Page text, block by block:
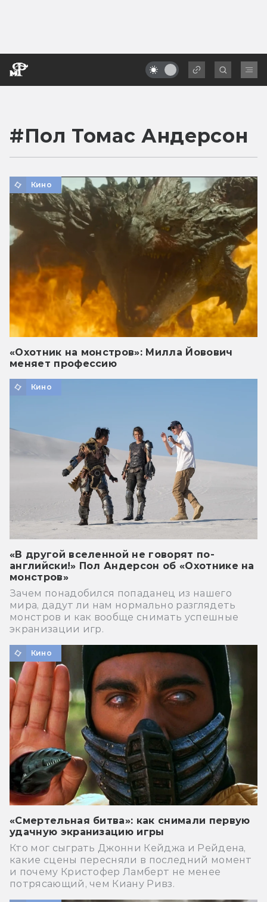
#Пол Томас Андерсон
Кино
«Охотник на монстров»: Милла Йовович
меняет профессию
Кино
«В другой вселенной не говорят по-
английски!» Пол Андерсон об «Охотнике на
монстров»
Зачем понадобился попаданец из нашего
мира, дадут ли нам нормально разглядеть
монстров и как вообще снимать успешные
экранизации игр.
Кино
«Смертельная битва»: как снимали первую
удачную экранизацию игры
Кто мог сыграть Джонни Кейджа и Рейдена,
какие сцены пересняли в последний момент
и почему Кристофер Ламберт не менее
потрясающий, чем Киану Ривз.